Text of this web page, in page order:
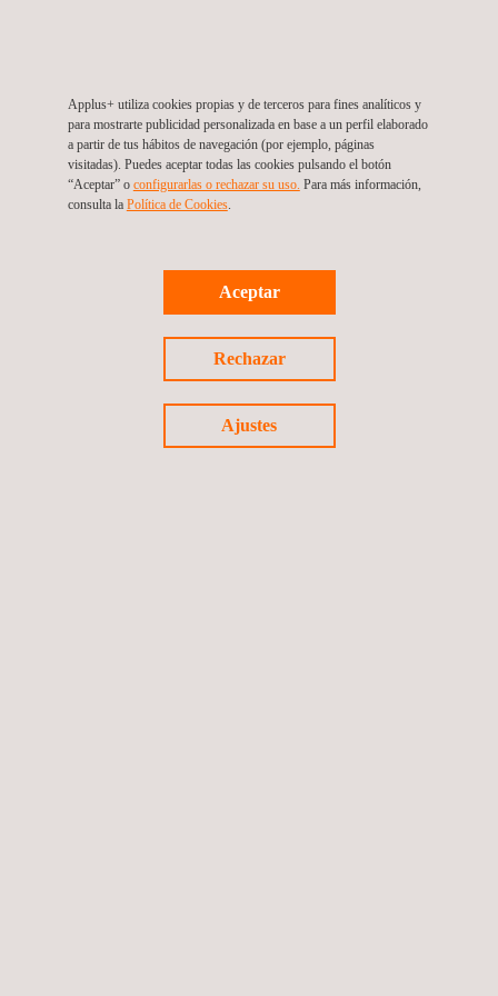
Gestión de la integridad de oleoductos y gasoductos
Evaluación de riesgos en procesos (PHA)
Sistemas de monitoreo ambiental
Pruebas de fugas (LT)
Inspección con drones | Topografía con drones
Coordinación de seguridad y salud
Fabricación de sondas
Ensayos y caracterización de materiales
Expediting- Servicios de expedición y activación de
Applus+ utiliza cookies propias y de terceros para fines analíticos y
para mostrarte publicidad personalizada en base a un perfil elaborado
a partir de tus hábitos de navegación (por ejemplo, páginas
visitadas). Puedes aceptar todas las cookies pulsando el botón
“Aceptar” o configurarlas o rechazar su uso. Para más información,
consulta la Política de Cookies. ​​
Aceptar
Rechazar
Ajustes